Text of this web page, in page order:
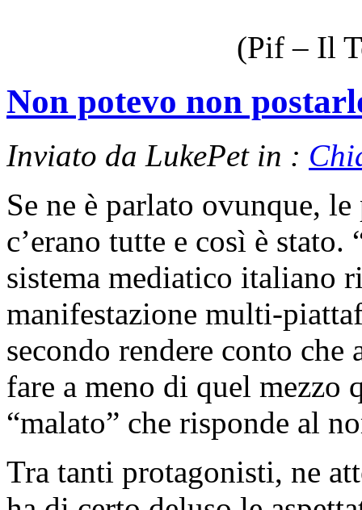
(Pif – Il
Non potevo non
Inviato da LukePet in :
Se ne è parlato ovunque,
c’erano tutte e così è stato.
sistema mediatico italiano
manifestazione multi-
secondo rendere conto
fare a meno di quel mezzo
“malato” che risponde al
Tra tanti protagonisti, ne